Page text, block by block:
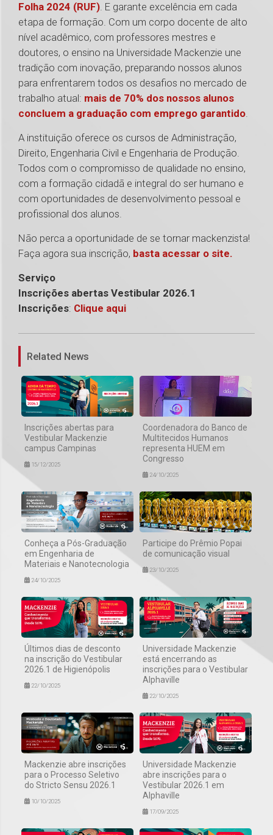
Folha 2024 (RUF). E garante excelência em cada
etapa de formação. Com um corpo docente de alto
nível acadêmico, com professores mestres e
doutores, o ensino na Universidade Mackenzie une
tradição com inovação, preparando nossos alunos
para enfrentarem todos os desafios no mercado de
trabalho atual: mais de 70% dos nossos alunos
concluem a graduação com emprego garantido.
A instituição oferece os cursos de Administração,
Direito, Engenharia Civil e Engenharia de Produção.
Todos com o compromisso de qualidade no ensino,
com a formação cidadã e integral do ser humano e
com oportunidades de desenvolvimento pessoal e
profissional dos alunos.
Não perca a oportunidade de se tornar mackenzista!
Faça agora sua inscrição, basta acessar o site.
Serviço
Inscrições abertas Vestibular 2026.1
Inscrições: Clique aqui
Related News
Inscrições abertas para
Vestibular Mackenzie
campus Campinas
15/12/2025
Coordenadora do Banco de
Multitecidos Humanos
representa HUEM em
Congresso
24/10/2025
Conheça a Pós-Graduação
em Engenharia de
Materiais e Nanotecnologia
24/10/2025
Participe do Prêmio Popai
de comunicação visual
23/10/2025
Últimos dias de desconto
na inscrição do Vestibular
2026.1 de Higienópolis
22/10/2025
Universidade Mackenzie
está encerrando as
inscrições para o Vestibular
Alphaville
22/10/2025
Mackenzie abre inscrições
para o Processo Seletivo
do Stricto Sensu 2026.1
10/10/2025
Universidade Mackenzie
abre inscrições para o
Vestibular 2026.1 em
Alphaville
17/09/2025